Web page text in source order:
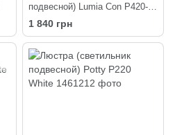
подвесной) Lumia Con P420-
300 White
1 840 грн